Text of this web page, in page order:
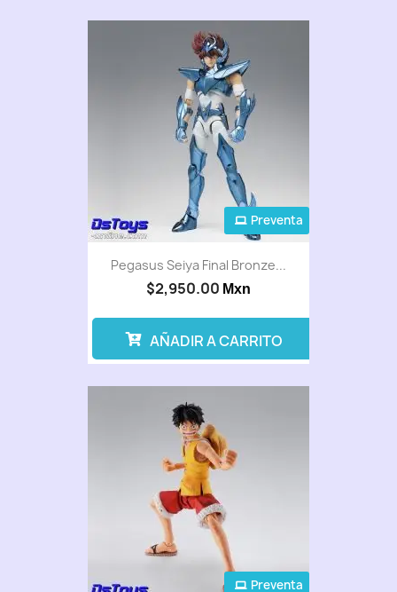
Pegasus Seiya Final Bronze...
$2,950.00 Mxn
Preventa
AÑADIR A CARRITO
Preventa